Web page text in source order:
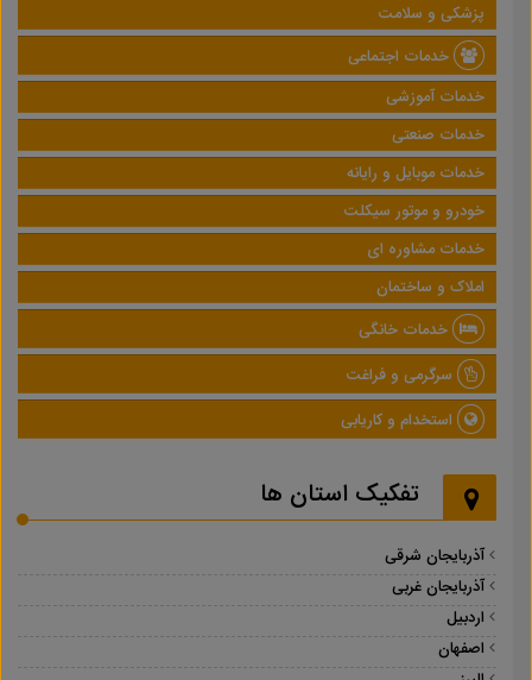
پزشکی و سلامت
خدمات اجتماعی
خدمات آموزشی
خدمات صنعتی
خدمات موبایل و رایانه
خودرو و موتور سیکلت
خدمات مشاوره ای
املاک و ساختمان
خدمات خانگی
سرگرمی و فراغت
استخدام و کاریابی
تفکیک استان ها
آذربایجان شرقی
آذربایجان غربی
اردبیل
اصفهان